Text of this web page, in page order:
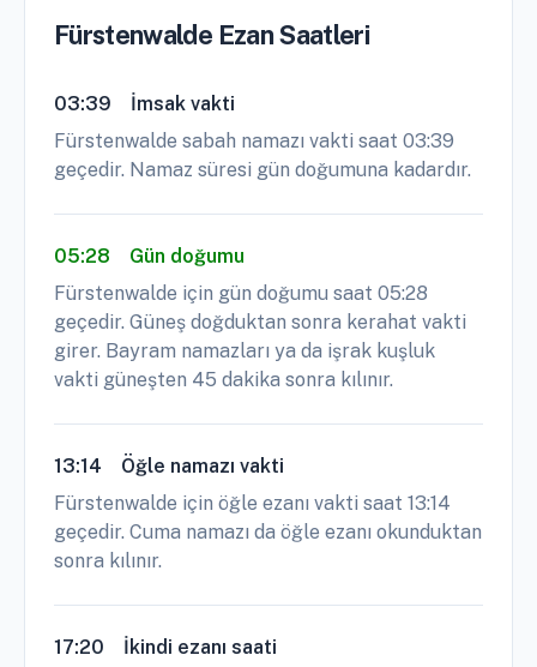
Fürstenwalde Ezan Saatleri
03:39
İmsak vakti
Fürstenwalde sabah namazı vakti saat 03:39
geçedir. Namaz süresi gün doğumuna kadardır.
05:28
Gün doğumu
Fürstenwalde için gün doğumu saat 05:28
geçedir. Güneş doğduktan sonra kerahat vakti
girer. Bayram namazları ya da işrak kuşluk
vakti güneşten 45 dakika sonra kılınır.
13:14
Öğle namazı vakti
Fürstenwalde için öğle ezanı vakti saat 13:14
geçedir. Cuma namazı da öğle ezanı okunduktan
sonra kılınır.
17:20
İkindi ezanı saati